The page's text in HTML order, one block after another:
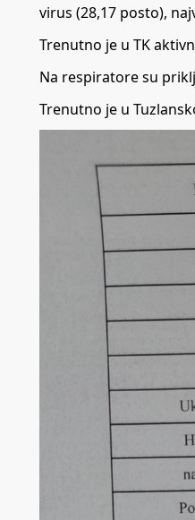
virus (28,17 posto),
Trenutno je u TK
Na respiratore su
Trenutno je u